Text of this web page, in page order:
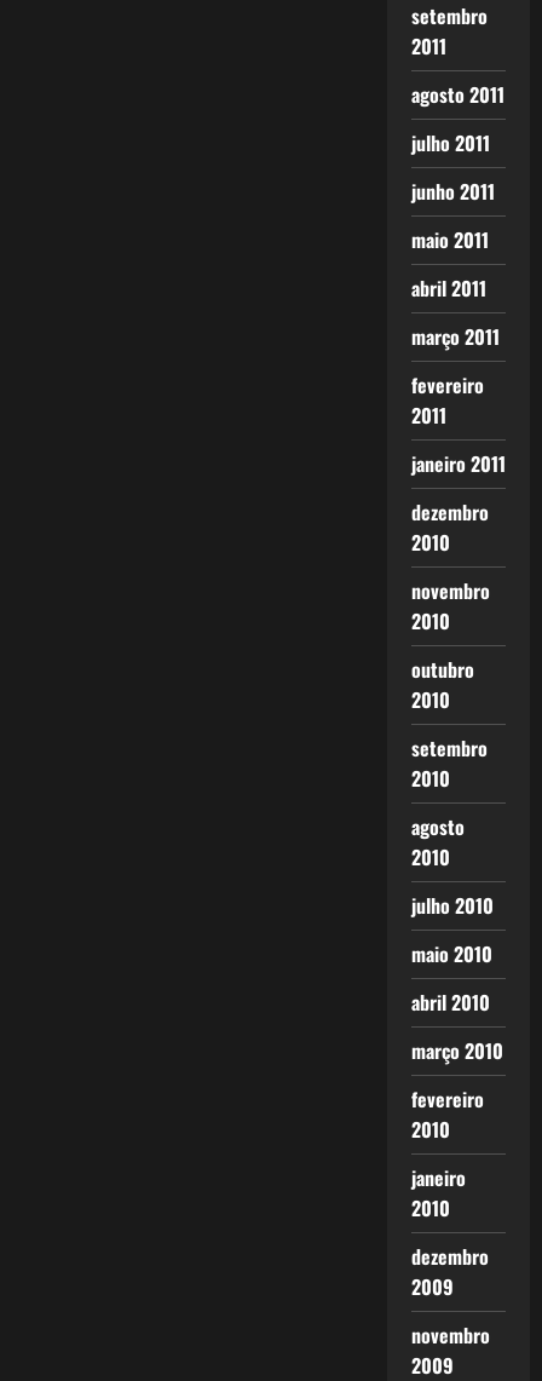
setembro
2011
agosto 2011
julho 2011
junho 2011
maio 2011
abril 2011
março 2011
fevereiro
2011
janeiro 2011
dezembro
2010
novembro
2010
outubro
2010
setembro
2010
agosto
2010
julho 2010
maio 2010
abril 2010
março 2010
fevereiro
2010
janeiro
2010
dezembro
2009
novembro
2009